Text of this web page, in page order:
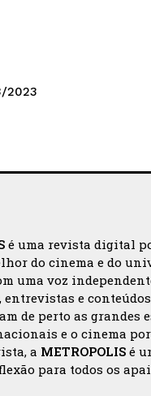
2023
é uma revista digital
do cinema e do
uma voz
entrevistas e
de perto as grandes
e o cinema
a METROPOLIS é
para todos os